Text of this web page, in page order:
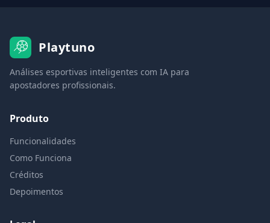
Playtuno
Análises esportivas inteligentes com IA para
apostadores profissionais.
Produto
Funcionalidades
Como Funciona
Créditos
Depoimentos